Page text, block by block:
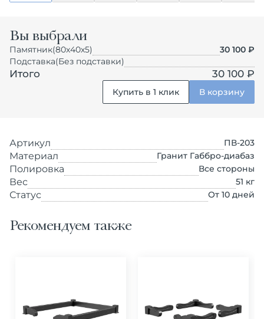
Вы выбрали
Памятник(80х40х5) 30 100 ₽
Подставка(Без подставки)
Итого 30 100 ₽
Купить в 1 клик В корзину
Артикул ПВ-203
Материал Гранит Габбро-диабаз
Полировка Все стороны
Вес 51 кг
Статус От 10 дней
Рекомендуем также